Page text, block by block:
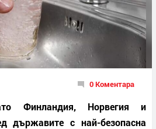
0 Коментара
Финландия, Норвегия и
държавите с най-безопасна